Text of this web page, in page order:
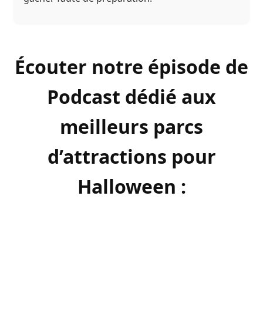
Écouter notre épisode de
Podcast dédié aux
meilleurs parcs
d’attractions pour
Halloween :